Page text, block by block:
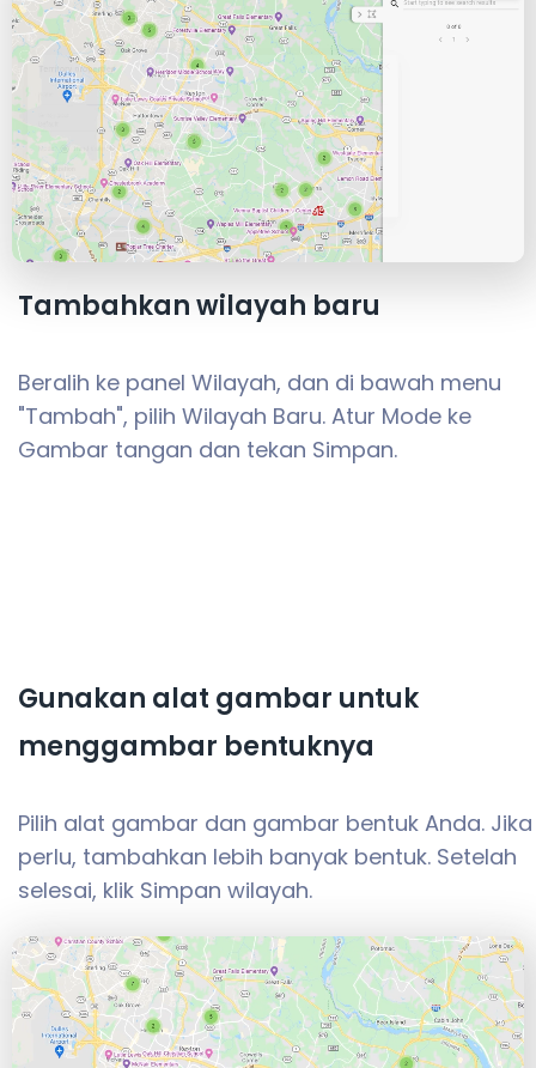
Tambahkan wilayah baru
Beralih ke panel Wilayah, dan di bawah menu
"Tambah", pilih Wilayah Baru. Atur Mode ke
Gambar tangan dan tekan Simpan.
Gunakan alat gambar untuk
menggambar bentuknya
Pilih alat gambar dan gambar bentuk Anda. Jika
perlu, tambahkan lebih banyak bentuk. Setelah
selesai, klik Simpan wilayah.